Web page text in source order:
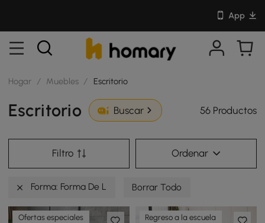
App
Hogar / Muebles / Escritorio
Escritorio Buscar 56 Productos
Filtro Ordenar
Forma: Forma De L Borrar Todo
Ofertas especiales Regreso a la escuela